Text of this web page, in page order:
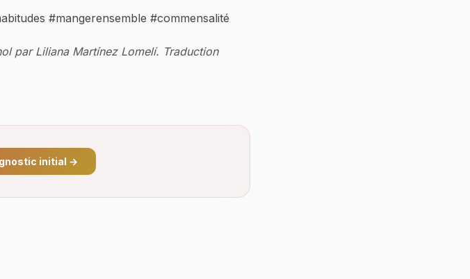
#mangerensemble #commensalité
par Liliana Martínez Lomelí. Traduction
initial →